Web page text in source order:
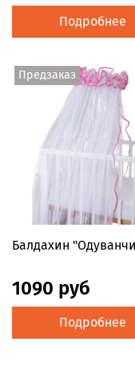
Подробнее
Предзаказ
Балдахин
1090 руб
Подробнее